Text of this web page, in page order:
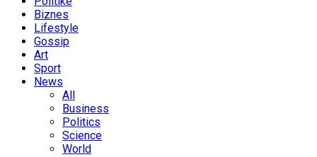
Biznes
Lifestyle
Gossip
Art
Sport
News
All
Business
Politics
Science
World